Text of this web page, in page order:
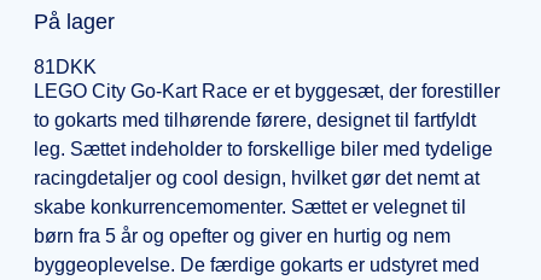
På lager
81DKK
LEGO City Go-Kart Race er et byggesæt, der forestiller
to gokarts med tilhørende førere, designet til fartfyldt
leg. Sættet indeholder to forskellige biler med tydelige
racingdetaljer og cool design, hvilket gør det nemt at
skabe konkurrencemomenter. Sættet er velegnet til
børn fra 5 år og opefter og giver en hurtig og nem
byggeoplevelse. De færdige gokarts er udstyret med